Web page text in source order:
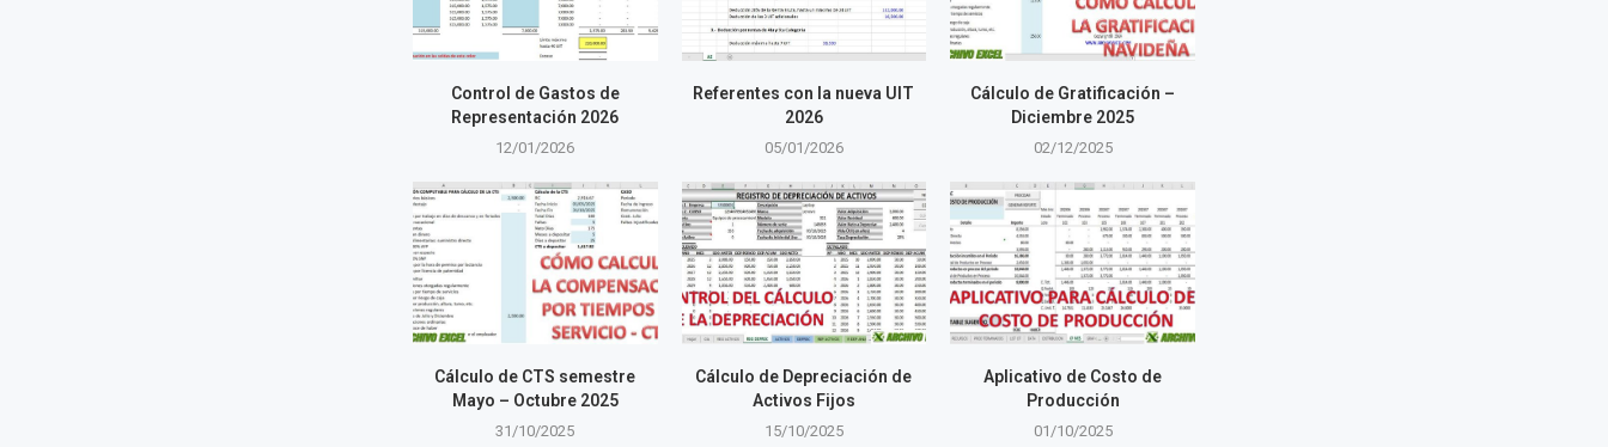
Control de Gastos de
Representación 2026
12/01/2026
Referentes con la nueva UIT
2026
05/01/2026
Cálculo de Gratificación –
Diciembre 2025
02/12/2025
Cálculo de CTS semestre
Mayo – Octubre 2025
31/10/2025
Cálculo de Depreciación de
Activos Fijos
15/10/2025
Aplicativo de Costo de
Producción
01/10/2025